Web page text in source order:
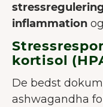
inflammation og
kortisol
De bedst
ashwagandha